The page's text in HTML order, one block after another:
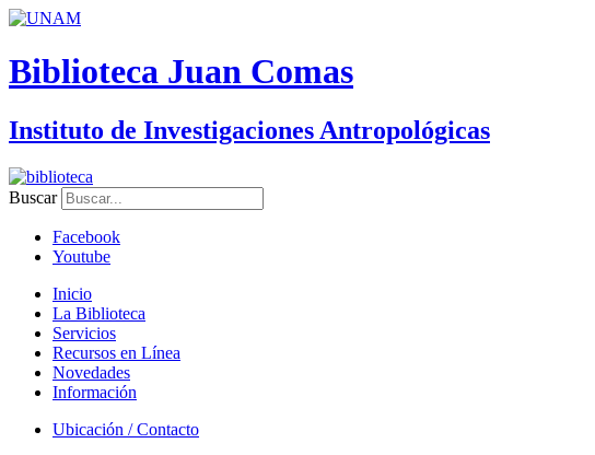
Biblioteca Juan Comas
Instituto de Investigaciones Antropológicas
Buscar
Facebook
Youtube
Inicio
La Biblioteca
Servicios
Recursos en Línea
Novedades
Información
Ubicación / Contacto